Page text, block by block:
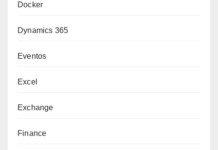
Docker
Dynamics 365
Eventos
Excel
Exchange
Finance